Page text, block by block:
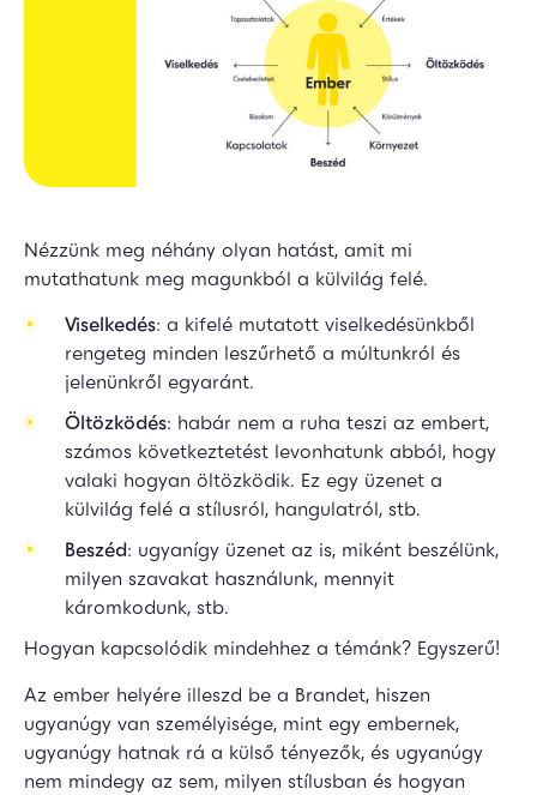
Nézzünk meg néhány olyan hatást, amit mi
mutathatunk meg magunkból a külvilág felé.
Viselkedés: a kifelé mutatott viselkedésünkből
rengeteg minden leszűrhető a múltunkról és
jelenünkről egyaránt.
Öltözködés: habár nem a ruha teszi az embert,
számos következtetést levonhatunk abból, hogy
valaki hogyan öltözködik. Ez egy üzenet a
külvilág felé a stílusról, hangulatról, stb.
Beszéd: ugyanígy üzenet az is, miként beszélünk,
milyen szavakat használunk, mennyit
káromkodunk, stb.
Hogyan kapcsolódik mindehhez a témánk? Egyszerű!
Az ember helyére illeszd be a Brandet, hiszen
ugyanúgy van személyisége, mint egy embernek,
ugyanúgy hatnak rá a külső tényezők, és ugyanúgy
nem mindegy az sem, milyen stílusban és hogyan